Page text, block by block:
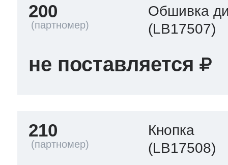
200
Обшивка
(LB17507)
не поставляется
210
Кнопка
(LB17508)